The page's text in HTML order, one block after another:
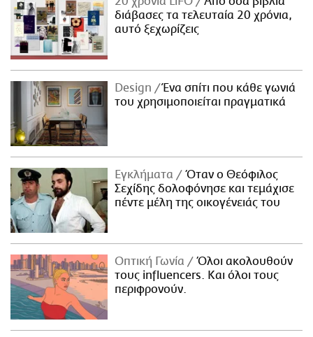
διάβασες τα τελευταία 20 χρόνια,
αυτό ξεχωρίζεις
Design
Ένα σπίτι που κάθε γωνιά
του χρησιμοποιείται πραγματικά
Εγκλήματα
Όταν ο Θεόφιλος
Σεχίδης δολοφόνησε και τεμάχισε
πέντε μέλη της οικογένειάς του
Οπτική Γωνία
Όλοι ακολουθούν
τους influencers. Και όλοι τους
περιφρονούν.